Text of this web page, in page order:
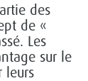
des
de «
Les
sur le
leurs